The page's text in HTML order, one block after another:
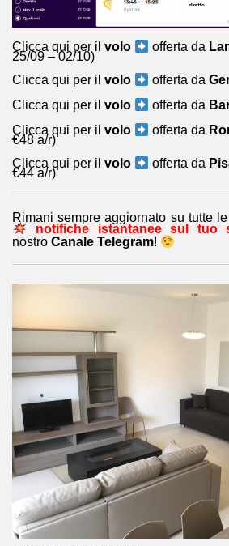
Clicca qui per il volo offerta da
25/09 – 02/10)
Clicca qui per il volo offerta da
Clicca qui per il volo offerta da
Clicca qui per il volo offerta da
€48 a/r)
Clicca qui per il volo offerta da
€44 a/r)
Rimani sempre aggiornato su tutte
notifiche istantanee sul tuo
nostro Canale Telegram!